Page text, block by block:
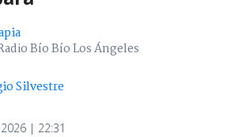
Bío Bío Los Ángeles
Silvestre
| 22:31